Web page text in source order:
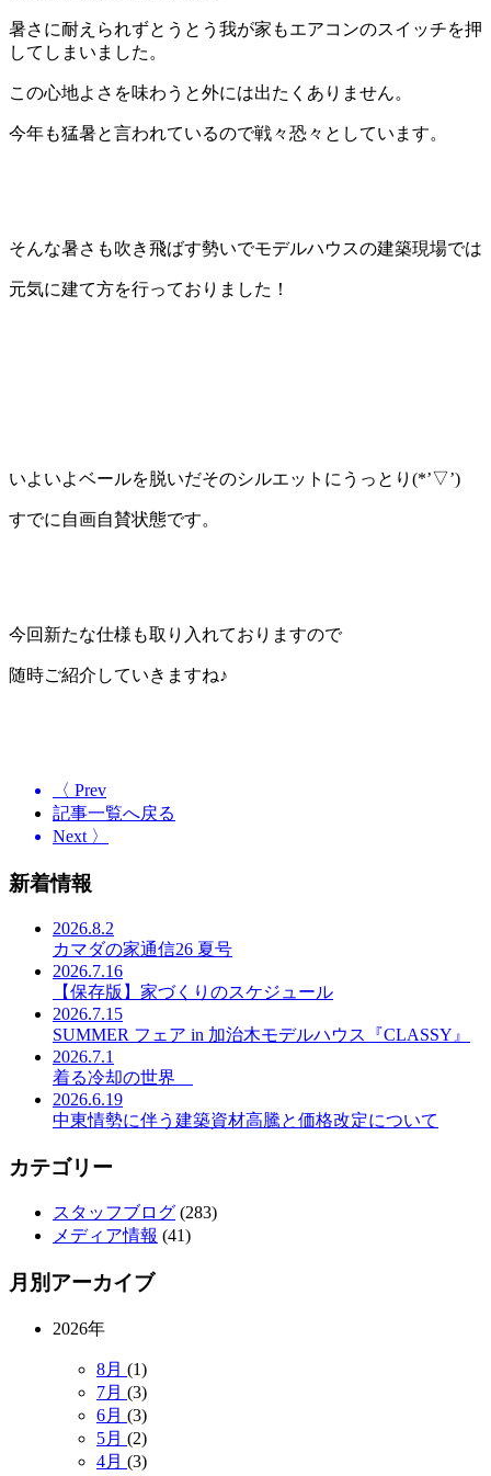
暑さに耐えられずとうとう我が家もエアコンのスイッチを押
してしまいました。
この心地よさを味わうと外には出たくありません。
今年も猛暑と言われているので戦々恐々としています。
そんな暑さも吹き飛ばす勢いでモデルハウスの建築現場では
元気に建て方を行っておりました！
いよいよベールを脱いだそのシルエットにうっとり(*’▽’)
すでに自画自賛状態です。
今回新たな仕様も取り入れておりますので
随時ご紹介していきますね♪
〈 Prev
記事一覧へ戻る
Next 〉
新着情報
2026.8.2
カマダの家通信26 夏号
2026.7.16
【保存版】家づくりのスケジュール
2026.7.15
SUMMER フェア in 加治木モデルハウス『CLASSY』
2026.7.1
着る冷却の世界
2026.6.19
中東情勢に伴う建築資材高騰と価格改定について
カテゴリー
スタッフブログ (283)
メディア情報 (41)
月別アーカイブ
2026年
8月 (1)
7月 (3)
6月 (3)
5月 (2)
4月 (3)